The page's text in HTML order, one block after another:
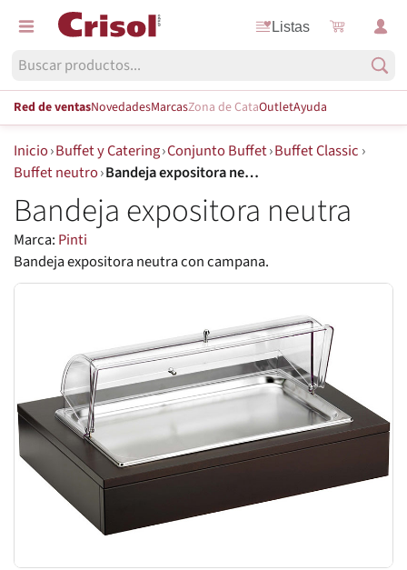
Listas
Red de ventasNovedadesMarcasZona de CataOutletAyuda
Inicio›Buffet y Catering›Conjunto Buffet›Buffet Classic ›
Buffet neutro› Bandeja expositora neutra
Bandeja expositora neutra
Marca: Pinti
Bandeja expositora neutra con campana.